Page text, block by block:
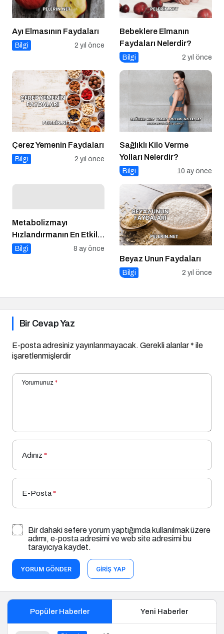
Ayı Elmasının Faydaları
Bilgi 2 yıl önce
Bebeklere Elmanın
Faydaları Nelerdir?
Bilgi 2 yıl önce
Çerez Yemenin Faydaları
Bilgi 2 yıl önce
Sağlıklı Kilo Verme
Yolları Nelerdir?
Bilgi
Metabolizmayı
Hızlandırmanın En Etkili
Yolları Nelerdir?
Bilgi 8 ay önce
Beyaz Unun Faydaları
Bilgi 2 yıl önce
Bir Cevap Yaz
işaretlenmişlerdir
Yorumunuz*
adımı, e-posta adresimi ve web site adresimi bu
tarayıcıya kaydet.
YORUM GÖNDER GIRIŞ YAP
Popüler Haberler Yeni Haberler
Sigorta 12